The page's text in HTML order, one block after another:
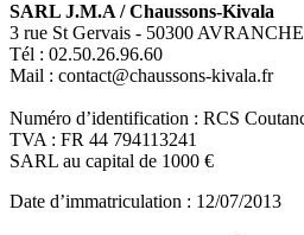
SARL J.M.A / Chaussons-Kivala
3 rue St Gervais - 50300
Tél : 02.50.26.96.60
Mail : contact@chaussons-kivala.fr
Numéro d’identification : RCS
TVA : FR 44 794113241
SARL au capital de 1000 €
Date d’immatriculation : 12/07/2013